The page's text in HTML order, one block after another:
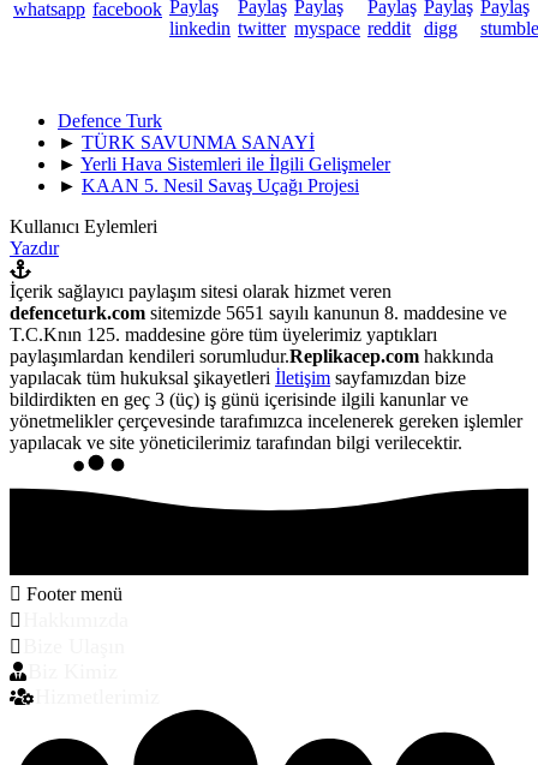
Defence Turk
► TÜRK SAVUNMA SANAYİ
► Yerli Hava Sistemleri ile İlgili Gelişmeler
► KAAN 5. Nesil Savaş Uçağı Projesi
Kullanıcı Eylemleri
Yazdır
İçerik sağlayıcı paylaşım sitesi olarak hizmet veren
defenceturk.com sitemizde 5651 sayılı kanunun 8. maddesine ve
T.C.Knın 125. maddesine göre tüm üyelerimiz yaptıkları
paylaşımlardan kendileri sorumludur.Replikacep.com hakkında
yapılacak tüm hukuksal şikayetleri İletişim sayfamızdan bize
bildirdikten en geç 3 (üç) iş günü içerisinde ilgili kanunlar ve
yönetmelikler çerçevesinde tarafımızca incelenerek gereken işlemler
yapılacak ve site yöneticilerimiz tarafından bilgi verilecektir.
Footer menü